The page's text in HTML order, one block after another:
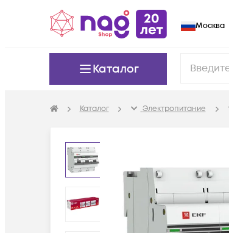
Москва
Каталог
Каталог Электропитание